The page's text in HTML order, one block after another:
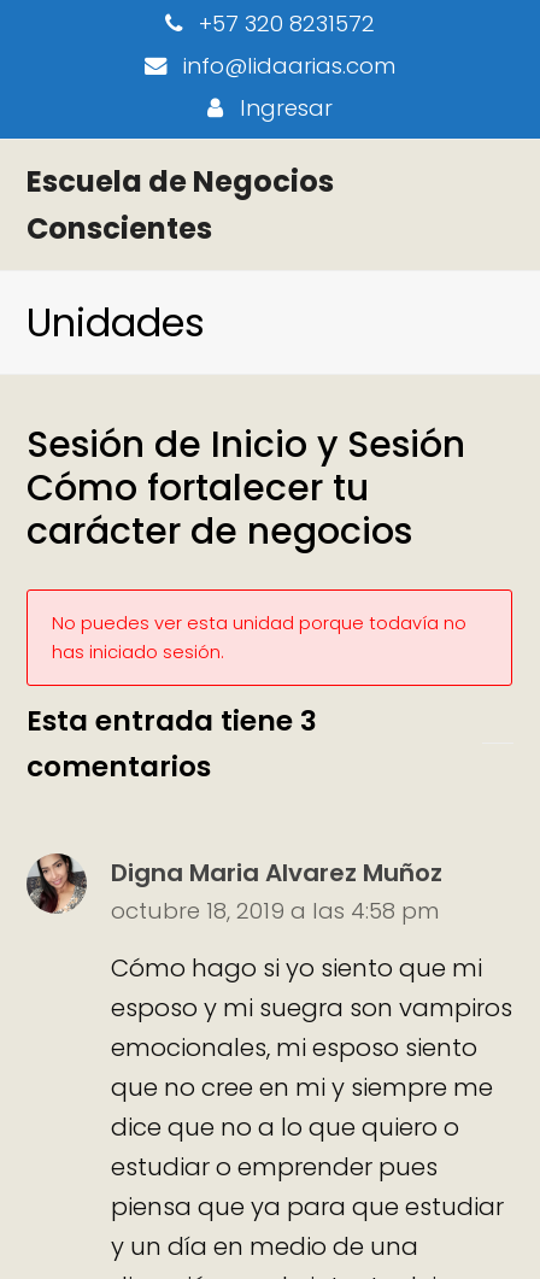
+57 320 8231572
info@lidaarias.com
Ingresar
Escuela de Negocios
Conscientes
Unidades
Sesión de Inicio y Sesión
Cómo fortalecer tu
carácter de negocios
No puedes ver esta unidad porque todavía no
has iniciado sesión.
Esta entrada tiene 3
comentarios
Digna Maria Alvarez Muñoz
octubre 18, 2019 a las 4:58 pm
Cómo hago si yo siento que mi
esposo y mi suegra son vampiros
emocionales, mi esposo siento
que no cree en mi y siempre me
dice que no a lo que quiero o
estudiar o emprender pues
piensa que ya para que estudiar
y un día en medio de una